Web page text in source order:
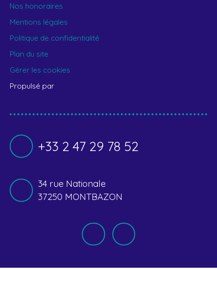
Nos honoraires
Mentions légales
Politique de confidentialité
Plan du site
Gérer les cookies
Propulsé par
+33 2 47 29 78 52
34 rue Nationale
37250 MONTBAZON